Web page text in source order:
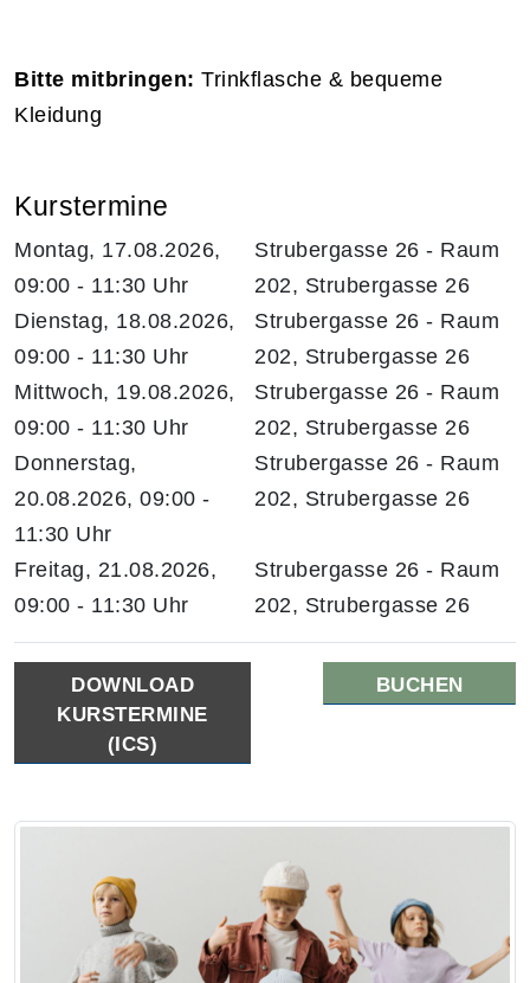
Bitte mitbringen: Trinkflasche & bequeme
Kleidung
Kurstermine
Montag, 17.08.2026,
09:00 - 11:30 Uhr
Strubergasse 26 - Raum
202, Strubergasse 26
Dienstag, 18.08.2026,
09:00 - 11:30 Uhr
Strubergasse 26 - Raum
202, Strubergasse 26
Mittwoch, 19.08.2026,
09:00 - 11:30 Uhr
Strubergasse 26 - Raum
202, Strubergasse 26
Donnerstag,
20.08.2026, 09:00 -
11:30 Uhr
Strubergasse 26 - Raum
202, Strubergasse 26
Freitag, 21.08.2026,
09:00 - 11:30 Uhr
Strubergasse 26 - Raum
202, Strubergasse 26
DOWNLOAD
KURSTERMINE
(ICS)
BUCHEN